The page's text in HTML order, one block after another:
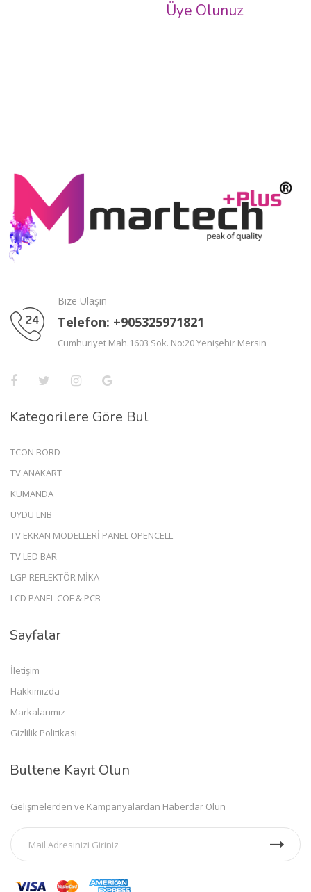
Üye Olunuz
Bize Ulaşın
Telefon: +905325971821
Cumhuriyet Mah.1603 Sok. No:20 Yenişehir Mersin
Kategorilere Göre Bul
TCON BORD
TV ANAKART
KUMANDA
UYDU LNB
TV EKRAN MODELLERİ PANEL OPENCELL
TV LED BAR
LGP REFLEKTÖR MİKA
LCD PANEL COF & PCB
Sayfalar
İletişim
Hakkımızda
Markalarımız
Gizlilik Politikası
Bültene Kayıt Olun
Gelişmelerden ve Kampanyalardan Haberdar Olun